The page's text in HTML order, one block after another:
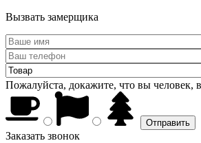
Вызвать замерщика
Пожалуйста, докажите, что вы человек,
Заказать звонок